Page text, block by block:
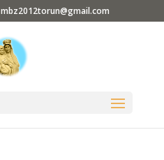
mbz2012torun@gmail.com